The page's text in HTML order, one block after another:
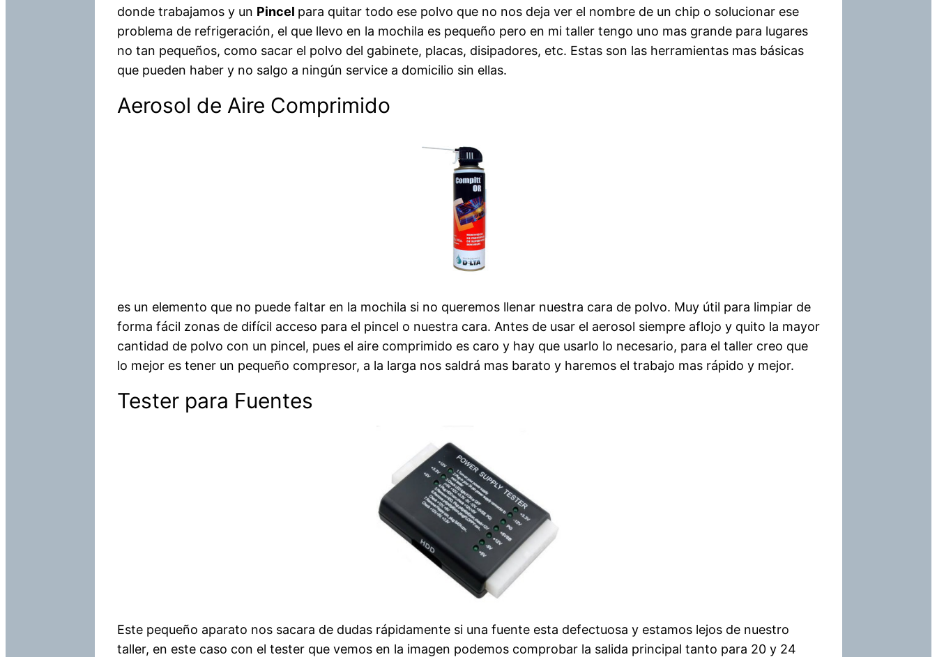
donde trabajamos y un Pincel para quitar todo ese polvo que no nos deja ver el nombre de un chip o solucionar ese
problema de refrigeración, el que llevo en la mochila es pequeño pero en mi taller tengo uno mas grande para lugares
no tan pequeños, como sacar el polvo del gabinete, placas, disipadores, etc. Estas son las herramientas mas básicas
que pueden haber y no salgo a ningún service a domicilio sin ellas.
Aerosol de Aire Comprimido
es un elemento que no puede faltar en la mochila si no queremos llenar nuestra cara de polvo. Muy útil para limpiar de
forma fácil zonas de difícil acceso para el pincel o nuestra cara. Antes de usar el aerosol siempre aflojo y quito la mayor
cantidad de polvo con un pincel, pues el aire comprimido es caro y hay que usarlo lo necesario, para el taller creo que
lo mejor es tener un pequeño compresor, a la larga nos saldrá mas barato y haremos el trabajo mas rápido y mejor.
Tester para Fuentes
Este pequeño aparato nos sacara de dudas rápidamente si una fuente esta defectuosa y estamos lejos de nuestro
taller, en este caso con el tester que vemos en la imagen podemos comprobar la salida principal tanto para 20 y 24